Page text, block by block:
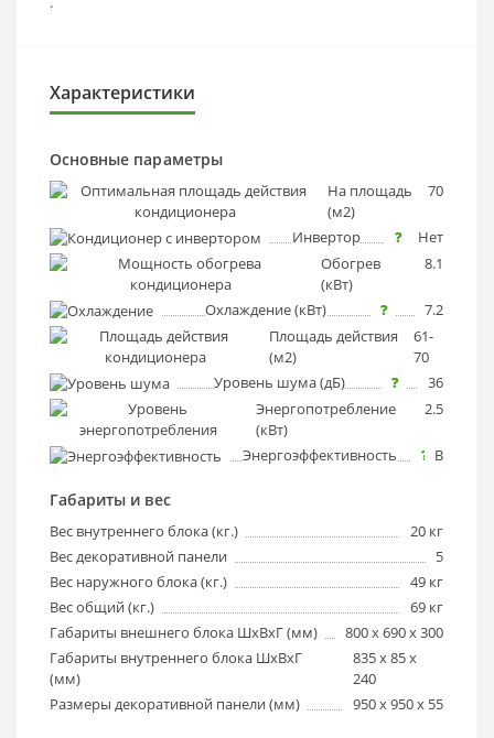
Характеристики
Основные параметры
На площадь
(м2)
?
70
Инвертор ?
Нет
Обогрев
(кВт)
?
8.1
Охлаждение (кВт) ?
7.2
Площадь действия
(м2)
?
61-
70
Уровень шума (дБ)
?
36
Энергопотребление
(кВт)
?
2.5
Энергоэффективность ? B
Габариты и вес
Вес внутреннего блока (кг.)
20 кг
Вес декоративной панели
5
Вес наружного блока (кг.)
49 кг
Вес общий (кг.)
69 кг
Габариты внешнего блока ШхВхГ (мм)
800 x 690 x 300
Габариты внутреннего блока ШхВхГ
(мм)
835 x 85 x
240
Размеры декоративной панели (мм)
950 x 950 x 55